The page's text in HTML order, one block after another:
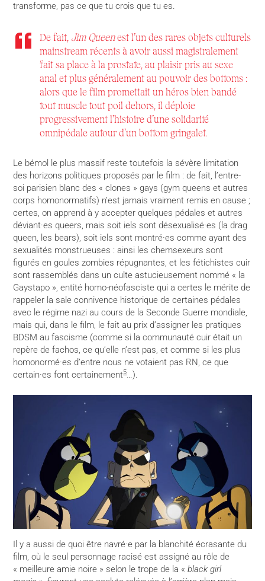
transforme, pas ce que tu crois que tu es.
De fait, Jim Queenest l’un des rares objets culturels
mainstream récents à avoir aussi magistralement
fait sa place à la prostate, au plaisir pris au sexe
anal et plus généralement au pouvoir des bottoms :
alors que le film promettait un héros bien bandé
tout muscle tout poil dehors, il déploie
progressivement l’histoire d’une solidarité
omnipédale autour d’un bottom gringalet.
Le bémol le plus massif reste toutefois la sévère limitation
des horizons politiques proposés par le film : de fait, l’entre-
soi parisien blanc des « clones » gays (gym queens et autres
corps homonormatifs) n’est jamais vraiment remis en cause ;
certes, on apprend à y accepter quelques pédales et autres
déviant·es queers, mais soit iels sont désexualisé·es (la drag
queen, les bears), soit iels sont montré·es comme ayant des
sexualités monstrueuses : ainsi les chemsexeurs sont
figurés en goules zombies répugnantes, et les fétichistes cuir
sont rassemblés dans un culte astucieusement nommé « la
Gaystapo », entité homo-néofasciste qui a certes le mérite de
rappeler la sale connivence historique de certaines pédales
avec le régime nazi au cours de la Seconde Guerre mondiale,
mais qui, dans le film, le fait au prix d’assigner les pratiques
BDSM au fascisme (comme si la communauté cuir était un
repère de fachos, ce qu’elle n’est pas, et comme si les plus
homonormé·es d’entre nous ne votaient pas RN, ce que
certain·es font certainement5…).
Il y a aussi de quoi être navré·e par la blanchité écrasante du
film, où le seul personnage racisé est assigné au rôle de
« meilleure amie noire » selon le trope de la «black girl